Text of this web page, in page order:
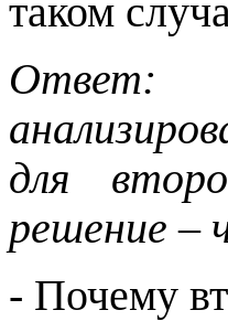
таком
Ответ:
для
решение –
- Почему